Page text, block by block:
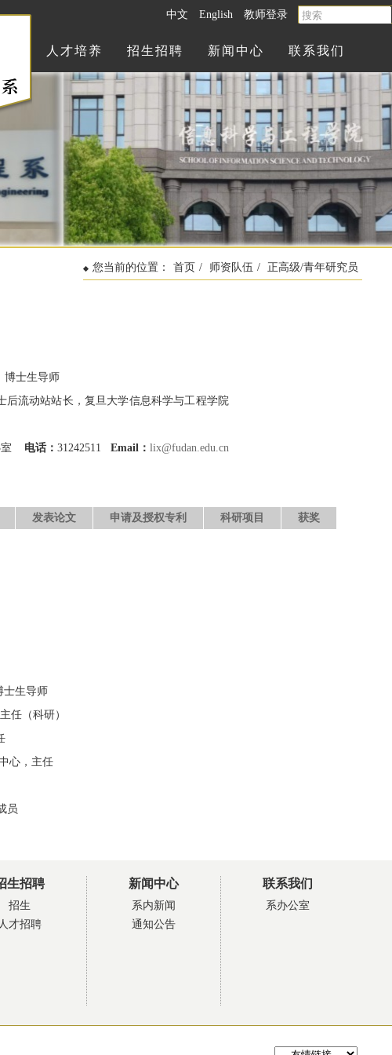
中文 English 教师登录
人才培养 招生招聘 新闻中心 联系我们
您当前的位置： 首页 / 师资队伍 / 正高级/青年研究员
博士生导师
后流动站站长，复旦大学信息科学与工程学院
室 电话： 31242511 Email： lix@fudan.edu.cn
发表论文 申请及授权专利 科研项目 获奖
士生导师
任（科研）
心，主任
员
生招聘
招生
人才招聘
新闻中心
系内新闻
通知公告
联系我们
系办公室